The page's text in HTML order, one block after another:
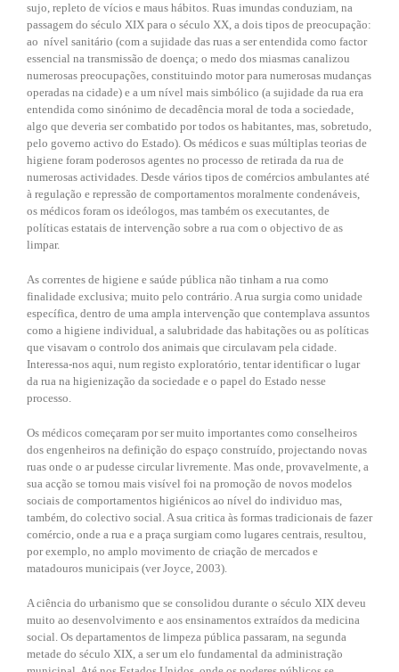
sujo, repleto de vícios e maus hábitos. Ruas imundas conduziam, na
passagem do século XIX para o século XX, a dois tipos de preocupação:
ao nível sanitário (com a sujidade das ruas a ser entendida como factor
essencial na transmissão de doença; o medo dos miasmas canalizou
numerosas preocupações, constituindo motor para numerosas mudanças
operadas na cidade) e a um nível mais simbólico (a sujidade da rua era
entendida como sinónimo de decadência moral de toda a sociedade,
algo que deveria ser combatido por todos os habitantes, mas, sobretudo,
pelo governo activo do Estado). Os médicos e suas múltiplas teorias de
higiene foram poderosos agentes no processo de retirada da rua de
numerosas actividades. Desde vários tipos de comércios ambulantes até
à regulação e repressão de comportamentos moralmente condenáveis,
os médicos foram os ideólogos, mas também os executantes, de
políticas estatais de intervenção sobre a rua com o objectivo de as
limpar.
As correntes de higiene e saúde pública não tinham a rua como
finalidade exclusiva; muito pelo contrário. A rua surgia como unidade
específica, dentro de uma ampla intervenção que contemplava assuntos
como a higiene individual, a salubridade das habitações ou as políticas
que visavam o controlo dos animais que circulavam pela cidade.
Interessa-nos aqui, num registo exploratório, tentar identificar o lugar
da rua na higienização da sociedade e o papel do Estado nesse
processo.
Os médicos começaram por ser muito importantes como conselheiros
dos engenheiros na definição do espaço construído, projectando novas
ruas onde o ar pudesse circular livremente. Mas onde, provavelmente, a
sua acção se tornou mais visível foi na promoção de novos modelos
sociais de comportamentos higiénicos ao nível do individuo mas,
também, do colectivo social. A sua critica às formas tradicionais de fazer
comércio, onde a rua e a praça surgiam como lugares centrais, resultou,
por exemplo, no amplo movimento de criação de mercados e
matadouros municipais (ver Joyce, 2003).
A ciência do urbanismo que se consolidou durante o século XIX deveu
muito ao desenvolvimento e aos ensinamentos extraídos da medicina
social. Os departamentos de limpeza pública passaram, na segunda
metade do século XIX, a ser um elo fundamental da administração